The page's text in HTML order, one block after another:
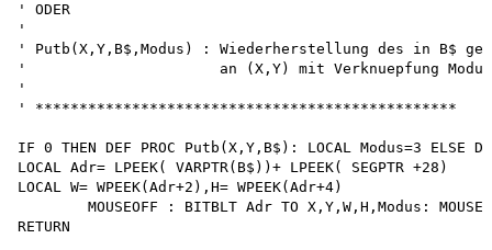
' ODER
'
' Putb(X,Y,B$,Modus) : Wiederherstellung des in B$
'                      an (X,Y) mit Verknuepfung Modus
'
' ************************************************
IF 0 THEN DEF PROC Putb(X,Y,B$): LOCAL Modus=3 ELSE
LOCAL Adr= LPEEK( VARPTR(B$))+ LPEEK( SEGPTR +28)
LOCAL W= WPEEK(Adr+2),H= WPEEK(Adr+4)